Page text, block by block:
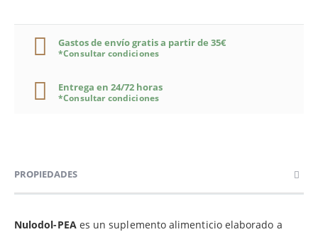
Gastos de envío gratis a partir de 35€
*Consultar condiciones
Entrega en 24/72 horas
*Consultar condiciones
PROPIEDADES
Nulodol-PEA es un suplemento alimenticio elaborado a